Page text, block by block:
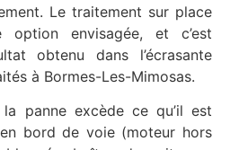
Le traitement sur place
option envisagée, et c’est
obtenu dans l’écrasante
à Bormes-Les-Mimosas.
panne excède ce qu’il est
bord de voie (moteur hors